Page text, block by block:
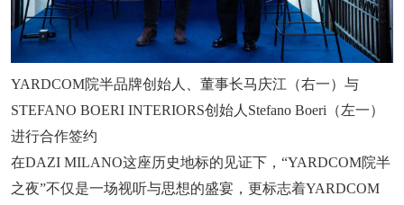
YARDCOM院半品牌创始人、董事长马庆江（右一）与
STEFANO BOERI INTERIORS创始人Stefano Boeri（左一）
进行合作签约
在DAZI MILANO这座历史地标的见证下，“YARDCOM院半
之夜”不仅是一场视听与思想的盛宴，更标志着YARDCOM